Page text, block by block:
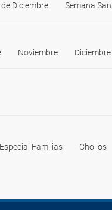
Diciembre Semana
Noviembre Diciembre
Especial Familias Chollos